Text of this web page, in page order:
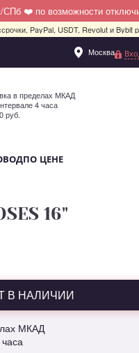
СПб ❤️ по возможности
PayPal, USDT, Revolut и Bybit
Москва
Санкт-Петербург
в пределах МКАД
4 часа
руб.
ПО ЦЕНЕ
16"
В НАЛИЧИИ
МКАД